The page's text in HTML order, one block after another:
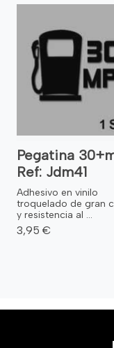
Pegatina
Ref: Jdm41
Adhesivo en vinilo
troquelado de gran
y resistencia al ...
3,95 €